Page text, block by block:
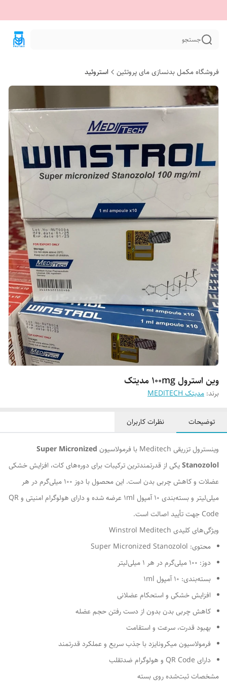
جستجو
فروشگاه مکمل بدنسازی مای پروتئین استروئید
وین استرول 100mg مدیتک
برند: مدیتک MEDITECH
توضیحات نظرات کاربران
وینسترول تزریقی Meditech با فرمولاسیون
Super Micronized
Stanozololیکی از قدرتمندترین ترکیبات برای دوره‌های کات، افزایش خشکی
عضلات و کاهش چربی بدن است. این محصول با دوز 100 میلی‌گرم در هر
میلی‌لیتر و بسته‌بندی 10 آمپول 1ml عرضه شده و دارای هولوگرام امنیتی و QR
Code جهت تأیید اصالت است.
ویژگی‌های کلیدی Winstrol Meditech
محتوی: Super Micronized Stanozolol
دوز: 100 میلی‌گرم در هر 1 میلی‌لیتر
بسته‌بندی: 10 آمپول 1ml
افزایش خشکی و استحکام عضلانی
کاهش چربی بدن بدون از دست رفتن حجم عضله
بهبود قدرت، سرعت و استقامت
فرمولاسیون میکرونایزد با جذب سریع و عملکرد قدرتمند
دارای QR Code و هولوگرام ضدتقلب
مشخصات ثبت‌شده روی بسته